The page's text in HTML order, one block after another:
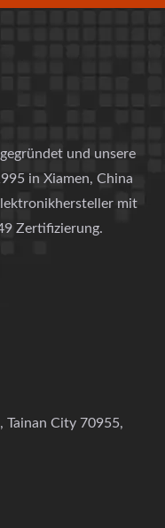
und unsere
in Xiamen, China
mit
Zertifizierung.
Tainan City 70955,